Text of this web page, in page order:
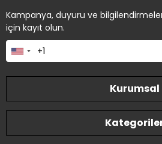
Kampanya, duyuru ve
için kayıt olun.
Kurumsal